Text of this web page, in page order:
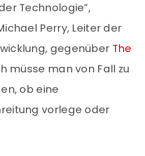
Technologie”,
Perry, Leiter der
gegenüber The
müsse man von Fall zu
ob eine
vorlege oder